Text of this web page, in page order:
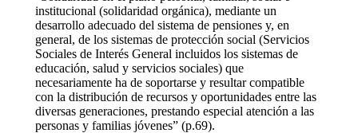
institucional (solidaridad orgánica), mediante un
desarrollo adecuado del sistema de pensiones y, en
general, de los sistemas de protección social (Servicios
Sociales de Interés General incluidos los sistemas de
educación, salud y servicios sociales) que
necesariamente ha de soportarse y resultar compatible
con la distribución de recursos y oportunidades entre las
diversas generaciones, prestando especial atención a las
personas y familias jóvenes” (p.69).